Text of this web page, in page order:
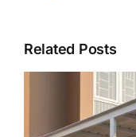
Related Posts